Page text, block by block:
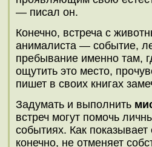
— писал он.
Конечно, встреча с
анималиста — событие,
пребывание именно там,
ощутить это место,
пишет в своих книгах
Задумать и выполнить
встреч могут помочь
событиях. Как
конечно, не отменяет